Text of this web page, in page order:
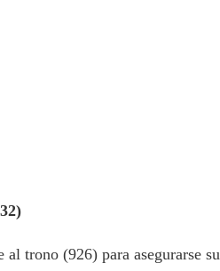
al trono (926) para asegurarse su